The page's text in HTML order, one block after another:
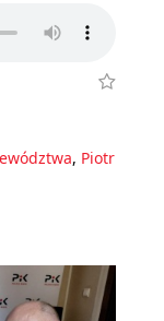
, Piotr